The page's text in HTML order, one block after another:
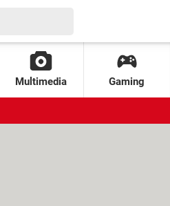
Multimedia Gaming